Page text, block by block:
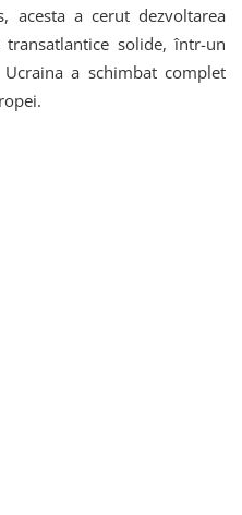
acesta a cerut dezvoltarea
solide, într-un
a schimbat complet